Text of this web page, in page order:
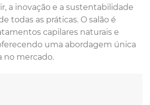
a inovação e a sustentabilidade
todas as práticas. O salão é
capilares naturais e
uma abordagem única
no mercado.